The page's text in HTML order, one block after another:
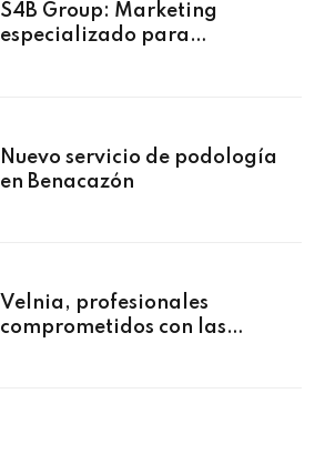
S4B Group: Marketing
especializado para
Nuevo servicio de podología
en Benacazón
Velnia, profesionales
comprometidos con las